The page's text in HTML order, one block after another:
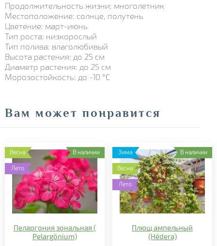
Продолжительность жизни: многолетник
Местоположение: солнце, полутень
Цветение: март-июнь
Тип роста: низкорослый
Тип полива: влаголюбивый
Высота растения: до 25 см
Диаметр растения: до 25 см
Морозостойкость: до -10 °С
Вам может понравится
В наличии
Весна
Лето
Пеларгония зональная (
Pelargōnium)
В наличии
Зима
Весна
Лето
Плющ ампельный
(Hédera)